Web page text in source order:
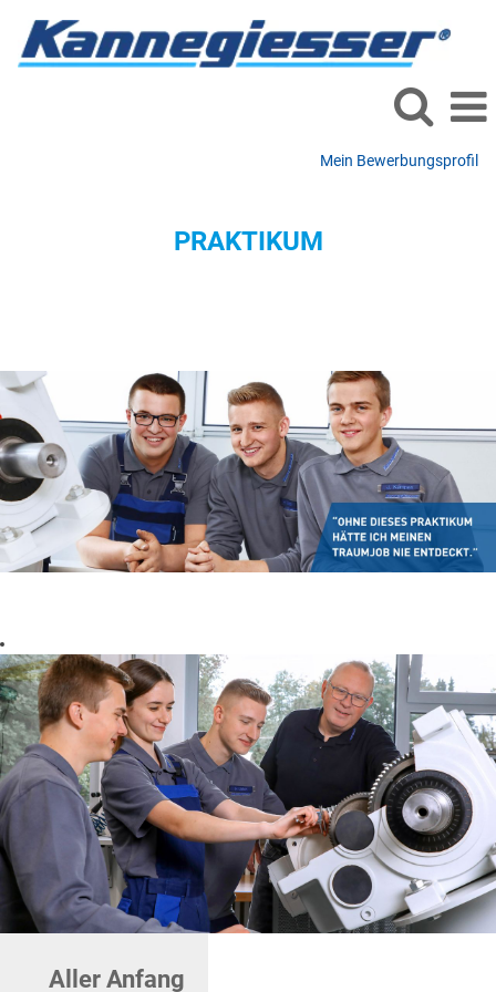
Mein Bewerbungsprofil
PRAKTIKUM
Aller Anfang